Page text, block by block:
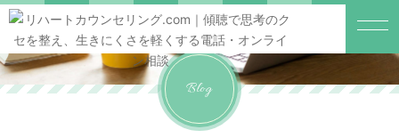
Blog